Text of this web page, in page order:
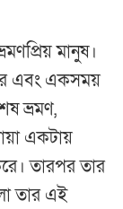
মানুষ।
এবং একসময়
ভ্রমণ,
একটায়
তারপর তার
তার এই